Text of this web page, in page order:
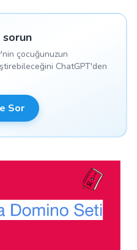
sorun
çocuğunuzun
ChatGPT'den
Sor